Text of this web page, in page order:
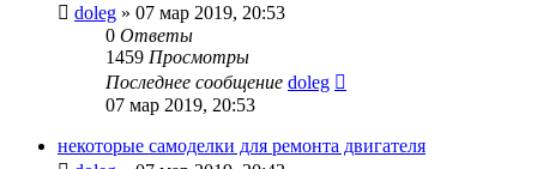
doleg » 07 мар 2019, 20:53
0 Ответы
1459 Просмотры
Последнее сообщение doleg
07 мар 2019, 20:53
некоторые самоделки для ремонта двигателя